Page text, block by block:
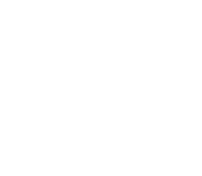
natuurlijk te laten vergrijzen
de deur